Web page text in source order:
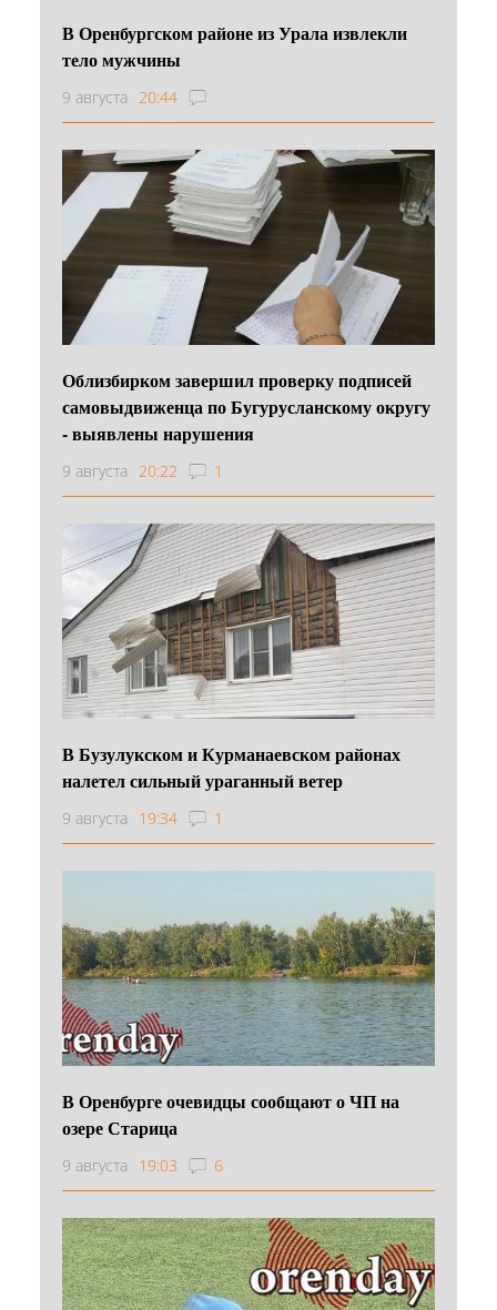
В Оренбургском районе из Урала извлекли
тело мужчины
9 августа 20:44
Облизбирком завершил проверку подписей
самовыдвиженца по Бугурусланскому округу
- выявлены нарушения
9 августа 20:22 1
В Бузулукском и Курманаевском районах
налетел сильный ураганный ветер
9 августа 19:34 1
В Оренбурге очевидцы сообщают о ЧП на
озере Старица
9 августа 19:03 6